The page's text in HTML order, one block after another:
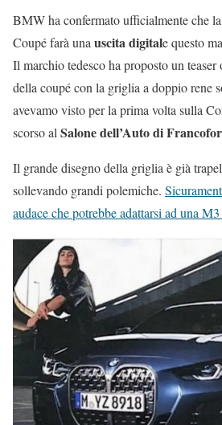
BMW ha confermato ufficialmente che
Coupé farà una uscita digitale questo
Il marchio tedesco ha proposto un
della coupé con la griglia a doppio rene
avevamo visto per la prima volta sulla
scorso al Salone dell’Auto di
Il grande disegno della griglia è già
sollevando grandi polemiche.
audace che potrebbe adattarsi ad una